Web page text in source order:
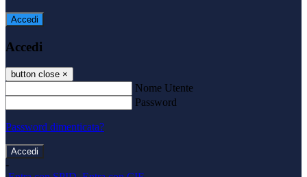
Accedi
Accedi
button close ×
Nome Utente
Password
Password dimenticata?
-